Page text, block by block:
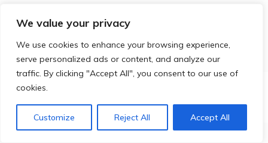
We value your privacy
We use cookies to enhance your browsing experience,
serve personalized ads or content, and analyze our
traffic. By clicking "Accept All", you consent to our use of
cookies.
Customize Reject All Accept All